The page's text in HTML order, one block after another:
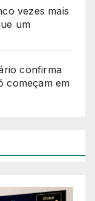
vezes mais
um
confirma
começam em